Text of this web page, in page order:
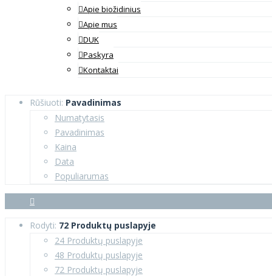
Apie biožidinius
Apie mus
DUK
Paskyra
Kontaktai
Rūšiuoti: Pavadinimas
Numatytasis
Pavadinimas
Kaina
Data
Populiarumas
Rodyti: 72 Produktų puslapyje
24 Produktų puslapyje
48 Produktų puslapyje
72 Produktų puslapyje